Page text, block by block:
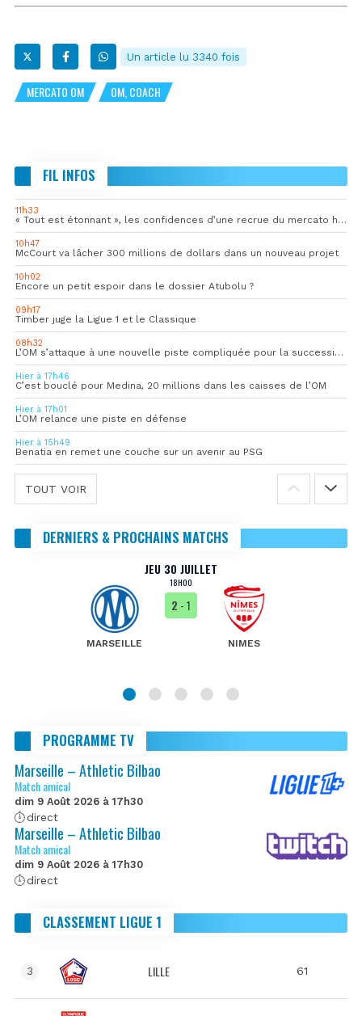
Un article lu 3340 fois
MERCATO OM OM, COACH
FIL INFOS
11h33
« Tout est étonnant », les confidences d’une recrue du mercato hivernal de l’OM
10h47
McCourt va lâcher 300 millions de dollars dans un nouveau projet
10h02
Encore un petit espoir dans le dossier Atubolu ?
09h17
Timber juge la Ligue 1 et le Classique
08h32
L’OM s’attaque à une nouvelle piste compliquée pour la succession de Rulli
Hier à 17h46
C’est bouclé pour Medina, 20 millions dans les caisses de l’OM
Hier à 17h01
L’OM relance une piste en défense
Hier à 15h49
Benatia en remet une couche sur un avenir au PSG
TOUT VOIR
DERNIERS & PROCHAINS MATCHS
JEU 30 JUILLET
18H00
MARSEILLE
2 - 1
NIMES
PROGRAMME TV
Marseille – Athletic Bilbao
Match amical
dim 9 Août 2026 à 17h30
direct
Marseille – Athletic Bilbao
Match amical
dim 9 Août 2026 à 17h30
direct
CLASSEMENT LIGUE 1
3 LILLE 61